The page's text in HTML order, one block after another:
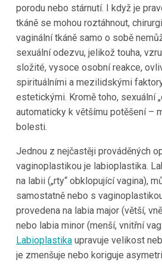
porodu nebo stárnutí. I když je
tkáně se mohou roztáhnout,
vaginální tkáně samo o sobě
sexuální odezvu, jelikož touha,
složité, vysoce osobní reakce,
spirituálními a mezilidskými
estetickými. Kromě toho, sexuální
automaticky k většímu potěšení –
bolesti.
Jednou z nejčastěji prováděných
vaginoplastikou je labioplastika.
na labii („rty“ obklopující vagina),
samostatně nebo s
provedena na labia major (větší,
nebo labia minor (menší, vnitřní
Labioplastikaupravuje velikost
je zmenšuje nebo koriguje